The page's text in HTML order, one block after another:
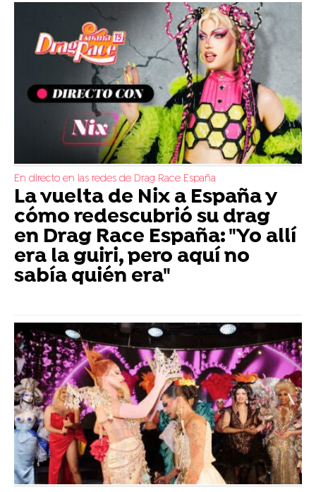
En directo en las redes de Drag Race España
La vuelta de Nix a España y
cómo redescubrió su drag
en Drag Race España: "Yo allí
era la guiri, pero aquí no
sabía quién era"